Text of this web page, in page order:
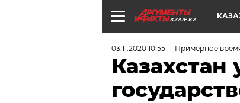
KZAIF.KZ
03.11.2020 10:55 Примерное
Казахстан